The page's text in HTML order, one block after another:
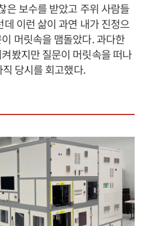
은 보수를 받았고 주위 사람들
이런 삶이 과연 내가 진정으
머릿속을 맴돌았다. 과다한
봤지만 질문이 머릿속을 떠나
당시를 회고했다.